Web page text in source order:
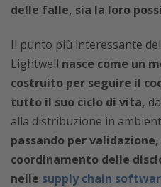
delle falle, sia la loro
Il punto più interessante
Lightwell nasce come un
costruito per seguire il
tutto il suo ciclo di vita,
alla distribuzione in
passando per
coordinamento delle
nelle supply chain